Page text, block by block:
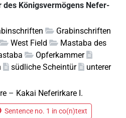
des Königsvermögens Nefer-
Grabinschriften
West Field
Mastaba des
Opferkammer
südliche Scheintür
unterer
– Kakai Neferirkare I.
Sentence no. 1 in co(n)text